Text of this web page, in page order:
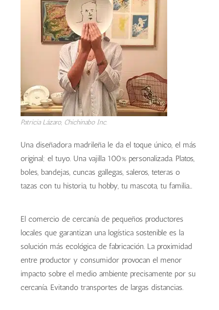
Patricia Lázaro, Chichinabo Inc.
Una diseñadora madrileña le da el toque único, el más
original; el tuyo. Una vajilla 100% personalizada. Platos,
boles, bandejas, cuncas gallegas, saleros, teteras o
tazas con tu historia, tu hobby, tu mascota, tu familia…
El comercio de cercanía de pequeños productores
locales que garantizan una logística sostenible es la
solución más ecológica de fabricación. La proximidad
entre productor y consumidor provocan el menor
impacto sobre el medio ambiente precisamente por su
cercanía. Evitando transportes de largas distancias.